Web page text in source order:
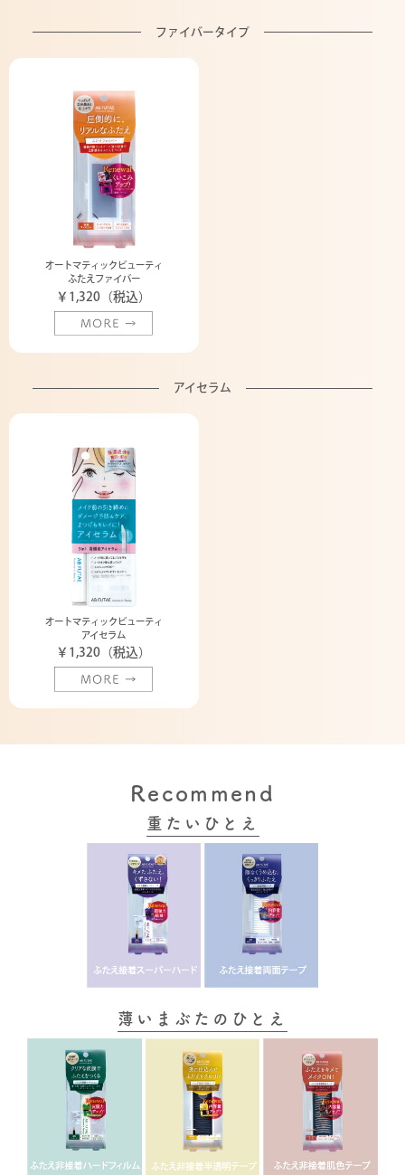
ファイバータイプ
オートマティックビューティ
ふたえファイバー
￥1,320（税込）
アイセラム
オートマティックビューティ
アイセラム
￥1,320（税込）
Recommend
重たいひとえ
薄いまぶたのひとえ